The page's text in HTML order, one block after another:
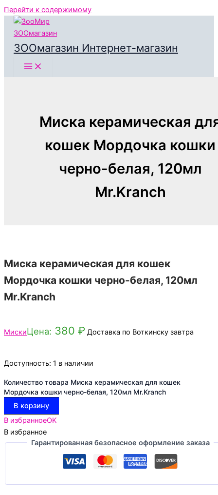
Перейти к содержимому
ЗООмагазин Интернет-магазин
Миска керамическая
кошек Мордочка кошки
черно-белая, 120мл
Mr.Kranch
Миска керамическая для кошек
Мордочка кошки черно-белая, 120мл
Mr.Kranch
МискиЦена: 380 ₽ Доставка по Воткинску завтра
Доступность: 1 в наличии
Количество товара Миска керамическая для кошек
Мордочка кошки черно-белая, 120мл Mr.Kranch
В корзину
В избранноеOK
В избранное
Гарантированная безопасное оформление заказа